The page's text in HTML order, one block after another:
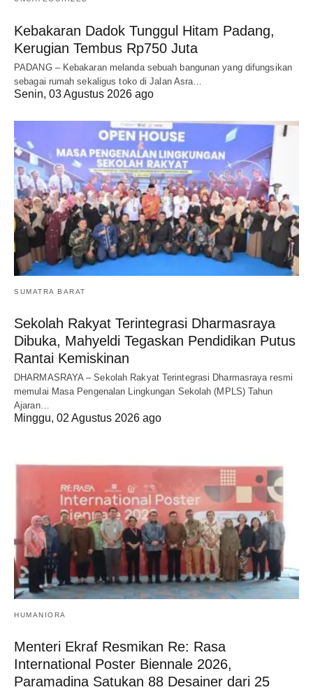
Kebakaran Dadok Tunggul Hitam Padang,
Kerugian Tembus Rp750 Juta
PADANG – Kebakaran melanda sebuah bangunan yang difungsikan
sebagai rumah sekaligus toko di Jalan Asra…
Senin, 03 Agustus 2026 ago
SUMATRA BARAT
Sekolah Rakyat Terintegrasi Dharmasraya
Dibuka, Mahyeldi Tegaskan Pendidikan Putus
Rantai Kemiskinan
DHARMASRAYA – Sekolah Rakyat Terintegrasi Dharmasraya resmi
memulai Masa Pengenalan Lingkungan Sekolah (MPLS) Tahun
Ajaran…
Minggu, 02 Agustus 2026 ago
HUMANIORA
Menteri Ekraf Resmikan Re: Rasa
International Poster Biennale 2026,
Paramadina Satukan 88 Desainer dari 25